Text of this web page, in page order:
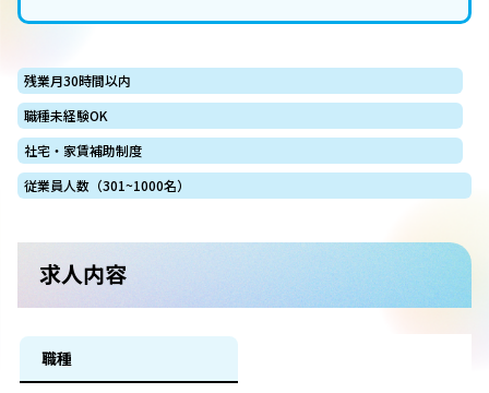
残業月30時間以内
職種未経験OK
社宅・家賃補助制度
従業員人数（301~1000名）
求人内容
職種